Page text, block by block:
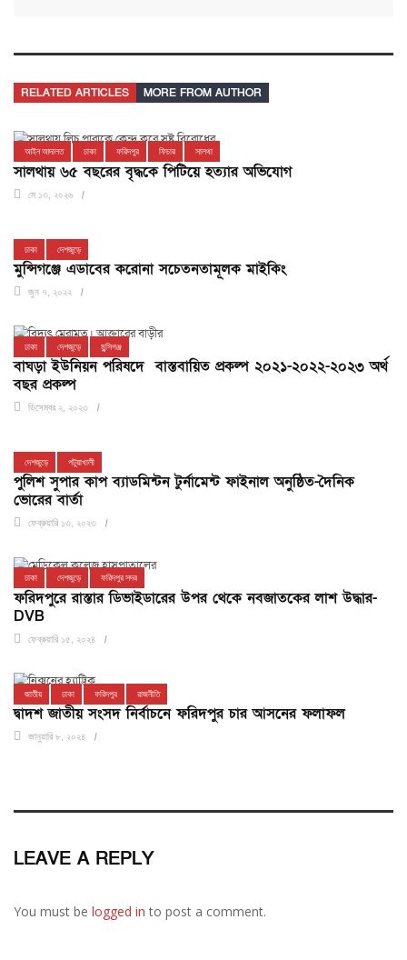
RELATED ARTICLES MORE FROM AUTHOR
আইন আদালত ঢাকা ফরিদপুর ফিচার সালথা
সালথায় ৬৫ বছরের বৃদ্ধকে পিটিয়ে হত্যার অভিযোগ
মে ১৩, ২০২৬
ঢাকা দেশজুড়ে
মুন্সিগঞ্জে এডাবের করোনা সচেতনতামূলক মাইকিং
জুন ৭, ২০২২
ঢাকা দেশজুড়ে মুন্সিগঞ্জ
বাঘড়া ইউনিয়ন পরিষদে বাস্তবায়িত প্রকল্প ২০২১-২০২২-২০২৩ অর্থ
বছর প্রকল্প
ডিসেম্বর ২, ২০২৩
দেশজুড়ে পটুয়াখালী
পুলিশ সুপার কাপ ব্যাডমিন্টন টুর্নামেন্ট ফাইনাল অনুষ্ঠিত-দৈনিক
ভোরের বার্তা
ফেব্রুয়ারি ১৩, ২০২৩
ঢাকা দেশজুড়ে ফরিদপুর সদর
ফরিদপুরে রাস্তার ডিভাইডারের উপর থেকে নবজাতকের লাশ উদ্ধার-
DVB
ফেব্রুয়ারি ১৫, ২০২৪
জাতীয় ঢাকা ফরিদপুর রাজনীতি
দ্বাদশ জাতীয় সংসদ নির্বাচনে ফরিদপুর চার আসনের ফলাফল
জানুয়ারি ৮, ২০২৪
LEAVE A REPLY
You must be logged in to post a comment.